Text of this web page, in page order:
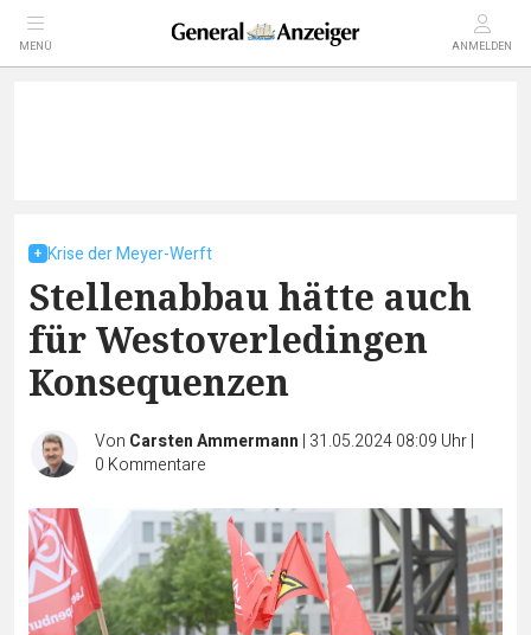
MENÜ ANMELDEN
Krise der Meyer-Werft
Stellenabbau hätte auch
für Westoverledingen
Konsequenzen
Von Carsten Ammermann | 31.05.2024 08:09 Uhr|
0 Kommentare